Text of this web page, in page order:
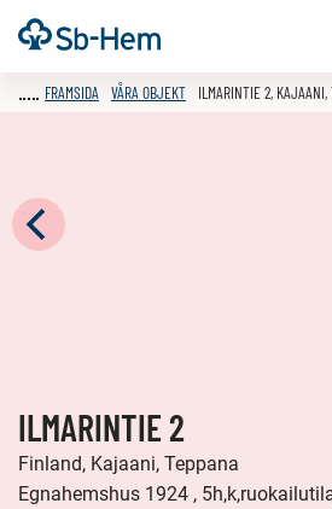
Till
innehållet
Framsida
FRAMSIDA VÅRA OBJEKT ILMARINTIE 2, KAJAANI,
ILMARINTIE 2
Finland, Kajaani, Teppana
Egnahemshus 1924 ,